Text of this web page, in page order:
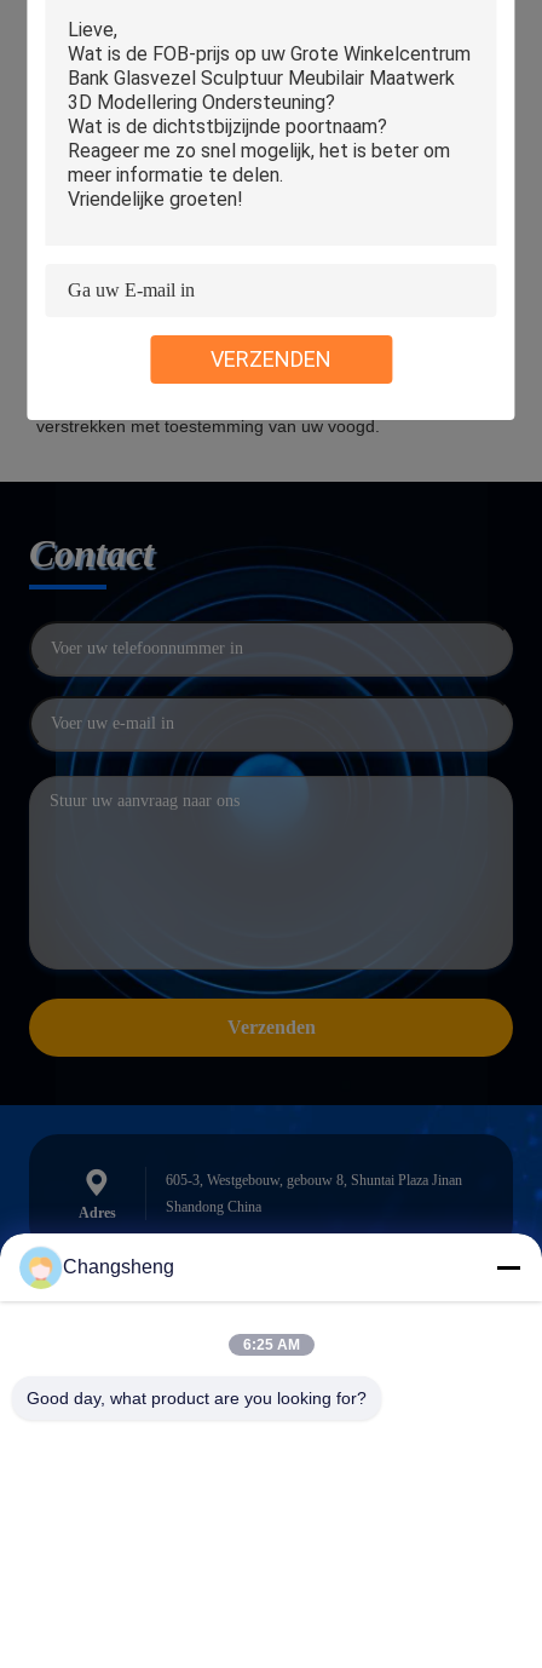
VERZENDEN
beperkt tot SSL, informatieversleuteling,
gegevenscentrumtoegangscontrole. We beheren ook strikt
werknemers of uitbesteders die mogelijk worden blootgesteld
aan uw informatie, inclusief maar niet beperkt tot het
ondertekenen van geheimhoudingsovereenkomsten met
hen, het nemen van verschillende autoriteitscontroles
afhankelijk van de positie en het monitoren van hun
wij u aan uw voogd te vragen dit privacybeleid zorgvuldig te
verstrekken met toestemming van uw voogd.
Contact
Verzenden
Adres
605-3, Westgebouw, gebouw 8, Shuntai Plaza Jinan
Shandong China
roger@decorationsculpture.com
Changsheng
6:25 AM
Good day, what product are you looking for?